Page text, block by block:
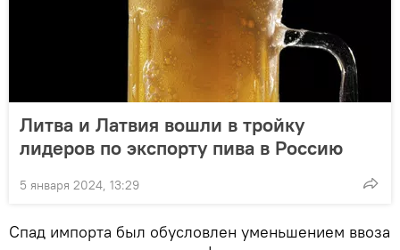
Литва и Латвия вошли в тройку
лидеров по экспорту пива в Россию
5 января 2024, 13:29
Спад импорта был обусловлен уменьшением ввоза